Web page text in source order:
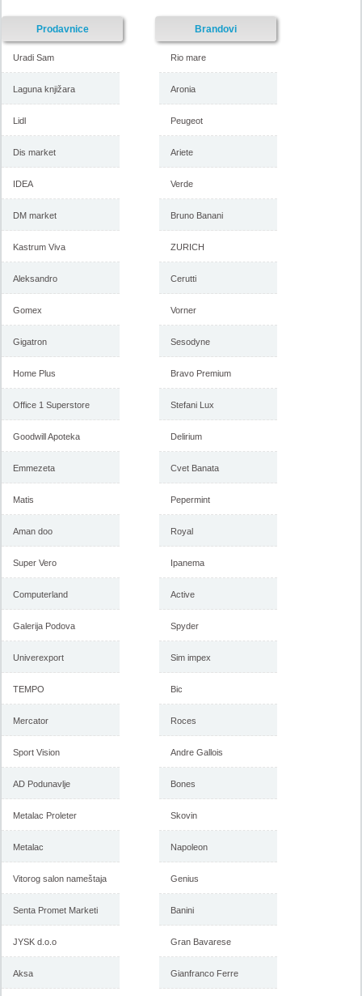
Prodavnice
Uradi Sam
Laguna knjižara
Lidl
Dis market
IDEA
DM market
Kastrum Viva
Aleksandro
Gomex
Gigatron
Home Plus
Office 1 Superstore
Goodwill Apoteka
Emmezeta
Matis
Aman doo
Super Vero
Computerland
Galerija Podova
Univerexport
TEMPO
Mercator
Sport Vision
AD Podunavlje
Metalac Proleter
Metalac
Vitorog salon nameštaja
Senta Promet Marketi
JYSK d.o.o
Aksa
Brandovi
Rio mare
Aronia
Peugeot
Ariete
Verde
Bruno Banani
ZURICH
Cerutti
Vorner
Sesodyne
Bravo Premium
Stefani Lux
Delirium
Cvet Banata
Pepermint
Royal
Ipanema
Active
Spyder
Sim impex
Bic
Roces
Andre Gallois
Bones
Skovin
Napoleon
Genius
Banini
Gran Bavarese
Gianfranco Ferre